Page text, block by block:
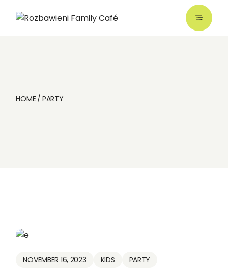
HOME PARTY
NOVEMBER 16, 2023 KIDS PARTY